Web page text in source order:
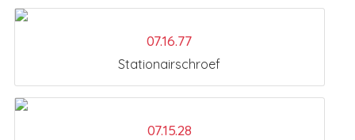
07.16.77
Stationairschroef
07.15.28